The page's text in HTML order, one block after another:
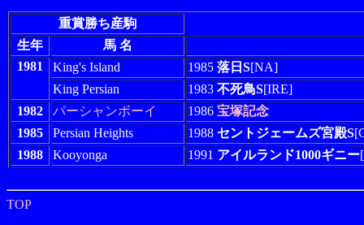
重賞勝ち産駒
生年
馬 名
1981
King's Island 1985 落日S[NA]
King Persian
1983 不死鳥S[IRE]
1982
パーシャンボーイ 1986 宝塚記念
1985
Persian Heights 1988 セントジェームズ宮殿S
1988
Kooyonga 1991 アイルランド1000ギニー
TOP